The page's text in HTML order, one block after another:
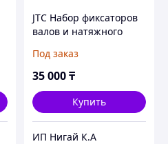
JTC Набор фиксаторов
валов и натяжного
ремня ГРМ (OPEL) JTC
Под заказ
35 000₸
Купить
ИП Нигай К.А